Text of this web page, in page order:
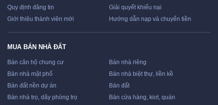
Quy định đăng tin
Giải quyết khiếu nại
Giới thiệu thành viên mới
Hướng dẫn nạp và chuyển tiền
MUA BÁN NHÀ ĐẤT
Bán căn hộ chung cư
Bán nhà riêng
Bán nhà mặt phố
Bán nhà biệt thự, liền kề
Bán đất nền dự án
Bán đất
Bán nhà trọ, dãy phòng trọ
Bán cửa hàng, kiot, quán